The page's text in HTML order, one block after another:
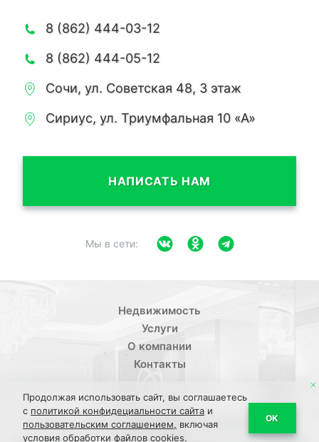
8 (862) 444-03-12
8 (862) 444-05-12
Сочи, ул. Советская 48, 3 этаж
Сириус, ул. Триумфальная 10 «А»
НАПИСАТЬ НАМ
Мы в сети:
Недвижимость
Услуги
О компании
Контакты
Политика конфиденциальности/Пользовательское
Продолжая использовать сайт, вы соглашаетесь
с политикой конфидециальности сайта и
пользовательским соглашением, включая
условия обработки файлов cookies.
ОК